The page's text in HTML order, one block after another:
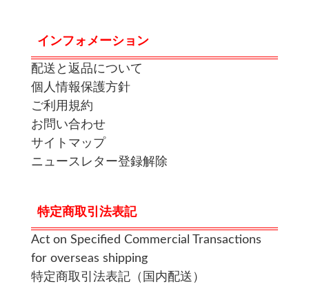
インフォメーション
配送と返品について
個人情報保護方針
ご利用規約
お問い合わせ
サイトマップ
ニュースレター登録解除
特定商取引法表記
Act on Specified Commercial Transactions
for overseas shipping
特定商取引法表記（国内配送）